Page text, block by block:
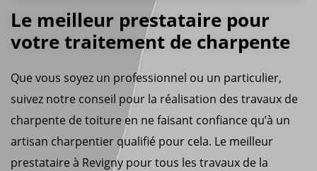
Le meilleur prestataire pour
votre traitement de charpente
Que vous soyez un professionnel ou un particulier,
suivez notre conseil pour la réalisation des travaux de
charpente de toiture en ne faisant confiance qu’à un
artisan charpentier qualifié pour cela. Le meilleur
prestataire à Revigny pour tous les travaux de la